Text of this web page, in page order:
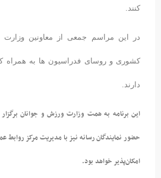
کنند.
در این مراسم جمعی از معاونین وزارت
کشوری و روسای فدراسیون ها به همراه
دارند.
این برنامه به همت وزارت ورزش و جوانان
حضور نمایندگان رسانه نیز با مدیریت مرکز روابط
امکان‌پذیر خواهد بود.